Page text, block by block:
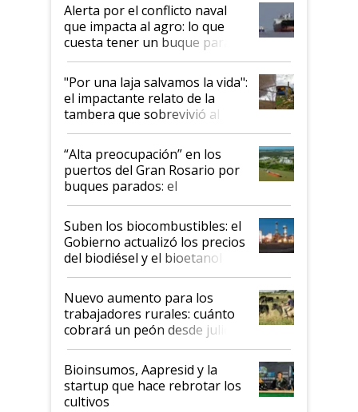
Alerta por el conflicto naval
que impacta al agro: lo que
cuesta tener un buque parado
y el peligro de que Argentina
pase a ser "país sucio"
"Por una laja salvamos la vida":
el impactante relato de la
tambera que sobrevivió al
tornado
“Alta preocupación” en los
puertos del Gran Rosario por
buques parados: el
funcionamiento de las
exportadoras en tensión tras
la medida de fuerza de los
prácticos
Suben los biocombustibles: el
Gobierno actualizó los precios
del biodiésel y el bioetanol
Nuevo aumento para los
trabajadores rurales: cuánto
cobrará un peón desde julio
Bioinsumos, Aapresid y la
startup que hace rebrotar los
cultivos